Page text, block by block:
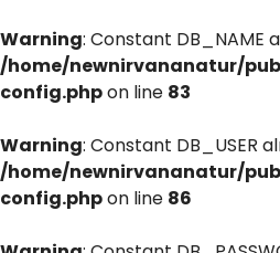
Warning: Constant DB_NAME
/home/newnirvananatur/
config.phpon line 83
Warning: Constant DB_USER
/home/newnirvananatur/
config.phpon line 86